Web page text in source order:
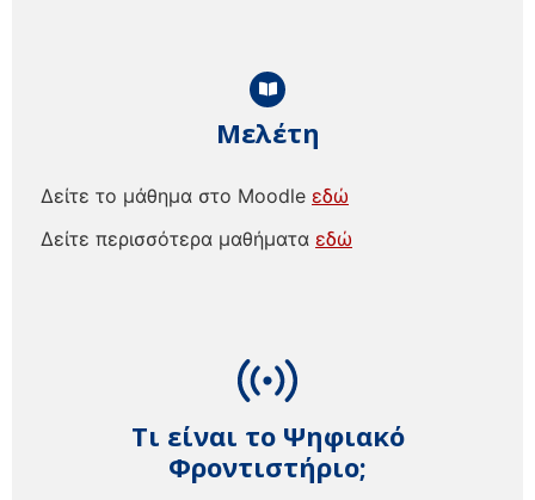
Τι είναι το Ψηφιακό
Φροντιστήριο;
Μελέτη
Δείτε το μάθημα στο Moodle εδώ
Δείτε περισσότερα μαθήματα εδώ